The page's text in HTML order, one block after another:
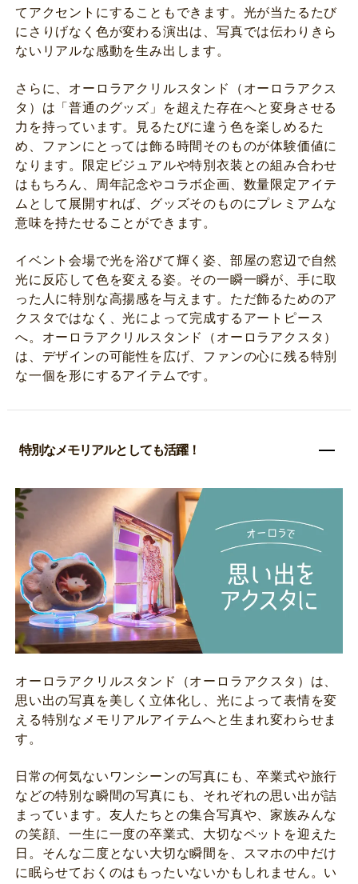
てアクセントにすることもできます。光が当たるたび
にさりげなく色が変わる演出は、写真では伝わりきら
ないリアルな感動を生み出します。
さらに、オーロラアクリルスタンド（オーロラアクス
タ）は「普通のグッズ」を超えた存在へと変身させる
力を持っています。見るたびに違う色を楽しめるた
め、ファンにとっては飾る時間そのものが体験価値に
なります。限定ビジュアルや特別衣装との組み合わせ
はもちろん、周年記念やコラボ企画、数量限定アイテ
ムとして展開すれば、グッズそのものにプレミアムな
意味を持たせることができます。
イベント会場で光を浴びて輝く姿、部屋の窓辺で自然
光に反応して色を変える姿。その一瞬一瞬が、手に取
った人に特別な高揚感を与えます。ただ飾るためのア
クスタではなく、光によって完成するアートピース
へ。オーロラアクリルスタンド（オーロラアクスタ）
は、デザインの可能性を広げ、ファンの心に残る特別
な一個を形にするアイテムです。
特別なメモリアルとしても活躍！
オーロラアクリルスタンド（オーロラアクスタ）は、
思い出の写真を美しく立体化し、光によって表情を変
える特別なメモリアルアイテムへと生まれ変わらせま
す。
日常の何気ないワンシーンの写真にも、卒業式や旅行
などの特別な瞬間の写真にも、それぞれの思い出が詰
まっています。友人たちとの集合写真や、家族みんな
の笑顔、一生に一度の卒業式、大切なペットを迎えた
日。そんな二度とない大切な瞬間を、スマホの中だけ
に眠らせておくのはもったいないかもしれません。い